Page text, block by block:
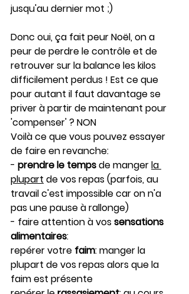
jusqu'au dernier mot ;)
Donc oui, ça fait peur Noël, on a
peur de perdre le contrôle et de
retrouver sur la balance les kilos
difficilement perdus ! Est ce que
pour autant il faut davantage se
priver à partir de maintenant pour
'compenser' ? NON
Voilà ce que vous pouvez essayer
de faire en revanche:
- prendre le temps de manger la
plupart de vos repas (parfois, au
travail c'est impossible car on n'a
pas une pause à rallonge)
- faire attention à vos sensations
alimentaires:
repérer votre faim: manger la
plupart de vos repas alors que la
faim est présente